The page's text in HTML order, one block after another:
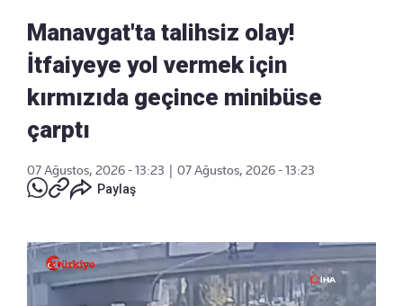
Manavgat'ta talihsiz olay!
İtfaiyeye yol vermek için
kırmızıda geçince minibüse
çarptı
07 Ağustos, 2026 - 13:23 | 07 Ağustos, 2026 - 13:23
Paylaş